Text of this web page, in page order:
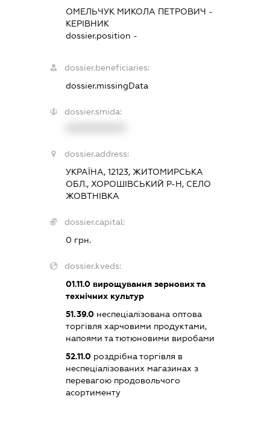
ОМЕЛЬЧУК МИКОЛА ПЕТРОВИЧ -
КЕРІВНИК
dossier.position -
dossier.beneficiaries:
dossier.missingData
dossier.smida:
dossier.address:
УКРАЇНА, 12123, ЖИТОМИРСЬКА
ОБЛ., ХОРОШІВСЬКИЙ Р-Н, СЕЛО
ЖОВТНІВКА
dossier.capital:
0 грн.
dossier.kveds:
01.11.0 вирощування зернових та
технічних культур
51.39.0 неспеціалізована оптова
торгівля харчовими продуктами,
напоями та тютюновими виробами
52.11.0 роздрібна торгівля в
неспеціалізованих магазинах з
перевагою продовольчого
асортименту